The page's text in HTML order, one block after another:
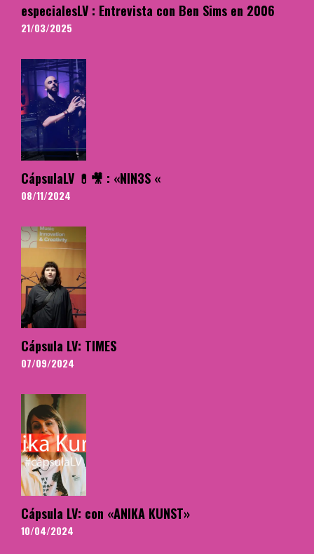
especialesLV : Entrevista con Ben Sims en 2006
21/03/2025
CápsulaLV 💊🎥 : «NIN3S «
08/11/2024
Cápsula LV: TIMES
07/09/2024
Cápsula LV: con «ANIKA KUNST»
10/04/2024